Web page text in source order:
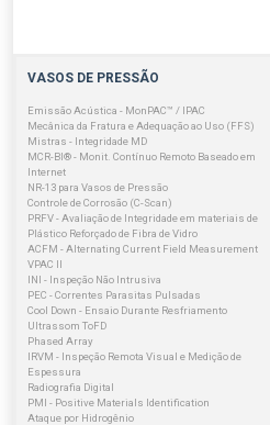
VASOS DE PRESSÃO
Emissão Acústica - MonPAC™ / IPAC
Mecânica da Fratura e Adequação ao Uso (FFS)
Mistras - Integridade MD
MCR-BI® - Monit. Contínuo Remoto Baseado em
Internet
NR-13 para Vasos de Pressão
Controle de Corrosão (C-Scan)
PRFV - Avaliação de Integridade em materiais de
Plástico Reforçado de Fibra de Vidro
ACFM - Alternating Current Field Measurement
VPAC II
INI - Inspeção Não Intrusiva
PEC - Correntes Parasitas Pulsadas
Cool Down - Ensaio Durante Resfriamento
Ultrassom ToFD
Phased Array
IRVM - Inspeção Remota Visual e Medição de
Espessura
Radiografia Digital
PMI - Positive Materials Identification
Ataque por Hidrogênio